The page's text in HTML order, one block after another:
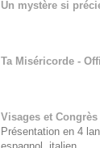
Un mystère si
Ta Miséricorde -
Visages et
Présentation en 4
espagnol, italien